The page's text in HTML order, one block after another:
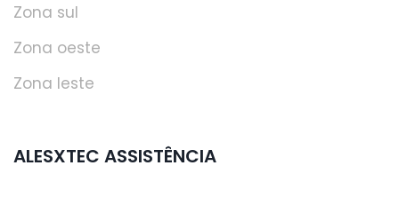
Zona sul
Zona oeste
Zona leste
ALESXTEC ASSISTÊNCIA